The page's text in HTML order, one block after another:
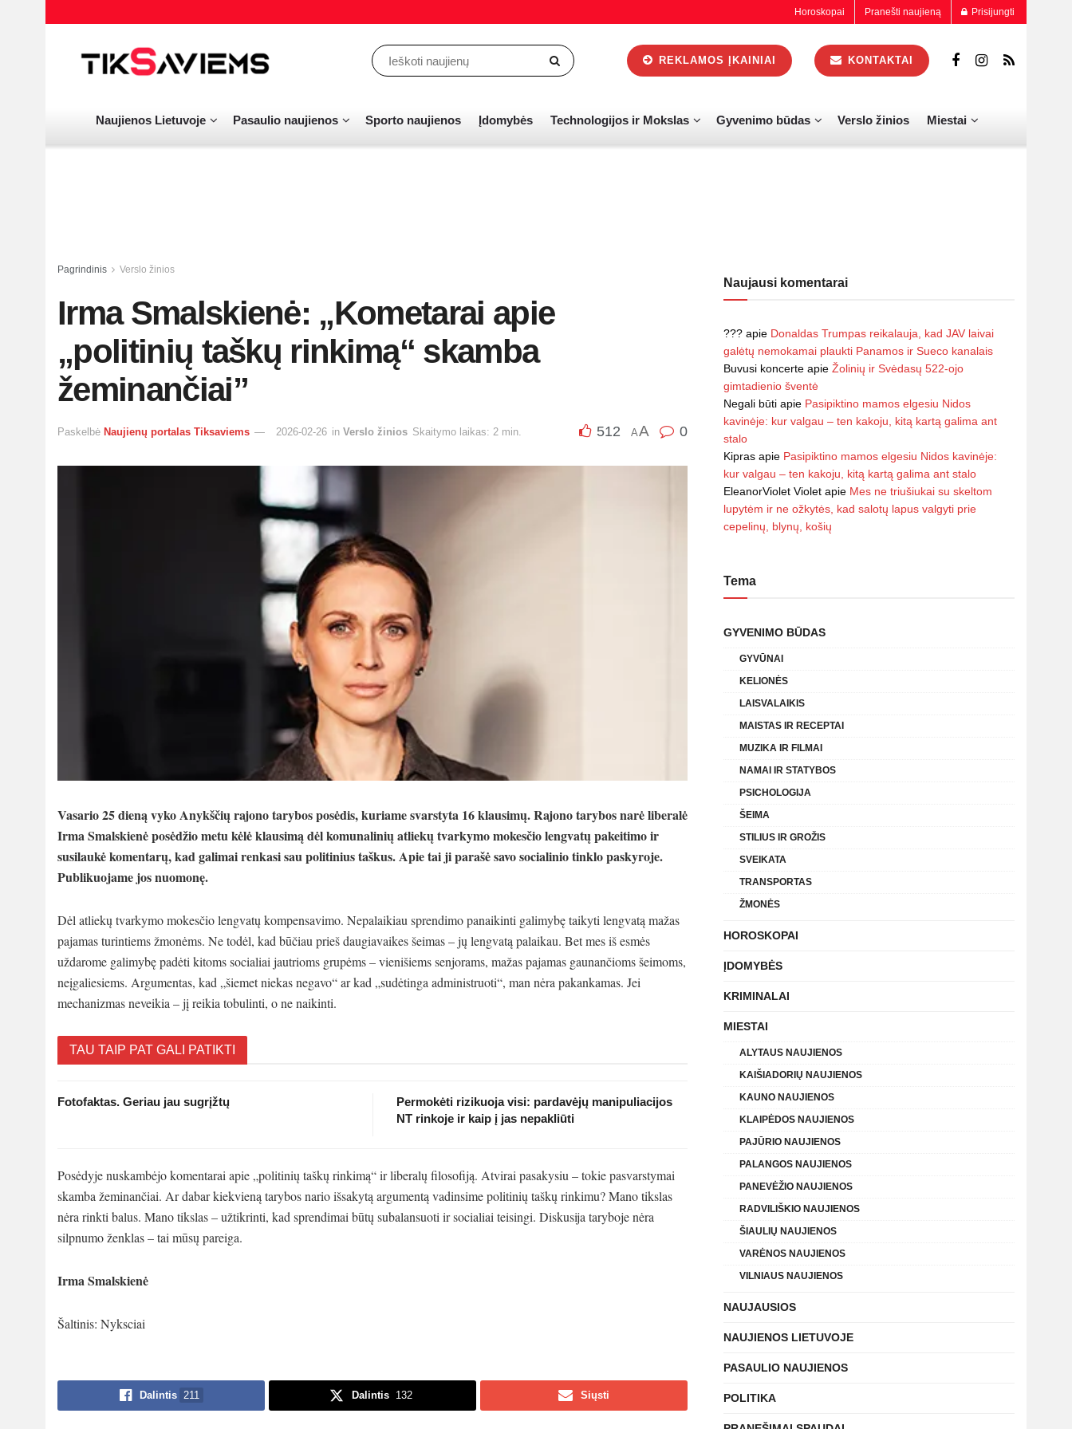
Horoskopai Pranešti naujieną Prisijungti
REKLAMOS ĮKAINIAI KONTAKTAI
Naujienos Lietuvoje Pasaulio naujienos Sporto naujienos Įdomybės Technologijos ir Mokslas Gyvenimo būdas Verslo žinios Miestai
Pagrindinis Verslo žinios
Irma Smalskienė: „Kometarai apie
„politinių taškų rinkimą“ skamba
žeminančiai”
Paskelbė Naujienų portalas Tiksaviems 2026-02-26 in Verslo žinios Skaitymo laikas: 2 min. 512 AA 0
Vasario 25 dieną vyko Anykščių rajono tarybos posėdis, kuriame svarstyta 16 klausimų. Rajono tarybos narė liberalė
Irma Smalskienė posėdžio metu kėlė klausimą dėl komunalinių atliekų tvarkymo mokesčio lengvatų pakeitimo ir
susilaukė komentarų, kad galimai renkasi sau politinius taškus. Apie tai ji parašė savo socialinio tinklo paskyroje.
Publikuojame jos nuomonę.
Dėl atliekų tvarkymo mokesčio lengvatų kompensavimo. Nepalaikiau sprendimo panaikinti galimybę taikyti lengvatą mažas
pajamas turintiems žmonėms. Ne todėl, kad būčiau prieš daugiavaikes šeimas – jų lengvatą palaikau. Bet mes iš esmės
uždarome galimybę padėti kitoms socialiai jautrioms grupėms – vienišiems senjorams, mažas pajamas gaunančioms šeimoms,
neįgaliesiems. Argumentas, kad „šiemet niekas negavo“ ar kad „sudėtinga administruoti“, man nėra pakankamas. Jei
mechanizmas neveikia – jį reikia tobulinti, o ne naikinti.
TAU TAIP PAT GALI PATIKTI
Fotofaktas. Geriau jau sugrįžtų
Permokėti rizikuoja visi: pardavėjų manipuliacijos
NT rinkoje ir kaip į jas nepakliūti
Posėdyje nuskambėjo komentarai apie „politinių taškų rinkimą“ ir liberalų filosofiją. Atvirai pasakysiu – tokie pasvarstymai
skamba žeminančiai. Ar dabar kiekvieną tarybos nario išsakytą argumentą vadinsime politinių taškų rinkimu? Mano tikslas
nėra rinkti balus. Mano tikslas – užtikrinti, kad sprendimai būtų subalansuoti ir socialiai teisingi. Diskusija taryboje nėra
silpnumo ženklas – tai mūsų pareiga.
Irma Smalskienė
Šaltinis: Nyksciai
Dalintis 211 Dalintis 132 Siųsti
Naujausi komentarai
??? apie Donaldas Trumpas reikalauja, kad JAV laivai
galėtų nemokamai plaukti Panamos ir Sueco kanalais
Buvusi koncerte apie Žolinių ir Svėdasų 522-ojo
gimtadienio šventė
Negali būti apie Pasipiktino mamos elgesiu Nidos
kavinėje: kur valgau – ten kakoju, kitą kartą galima ant
stalo
Kipras apie Pasipiktino mamos elgesiu Nidos kavinėje:
kur valgau – ten kakoju, kitą kartą galima ant stalo
EleanorViolet Violet apie Mes ne triušiukai su skeltom
lupytėm ir ne ožkytės, kad salotų lapus valgyti prie
cepelinų, blynų, košių
Tema
GYVENIMO BŪDAS
GYVŪNAI
KELIONĖS
LAISVALAIKIS
MAISTAS IR RECEPTAI
MUZIKA IR FILMAI
NAMAI IR STATYBOS
PSICHOLOGIJA
ŠEIMA
STILIUS IR GROŽIS
SVEIKATA
TRANSPORTAS
ŽMONĖS
HOROSKOPAI
ĮDOMYBĖS
KRIMINALAI
MIESTAI
ALYTAUS NAUJIENOS
KAIŠIADORIŲ NAUJIENOS
KAUNO NAUJIENOS
KLAIPĖDOS NAUJIENOS
PAJŪRIO NAUJIENOS
PALANGOS NAUJIENOS
PANEVĖŽIO NAUJIENOS
RADVILIŠKIO NAUJIENOS
ŠIAULIŲ NAUJIENOS
VARĖNOS NAUJIENOS
VILNIAUS NAUJIENOS
NAUJAUSIOS
NAUJIENOS LIETUVOJE
PASAULIO NAUJIENOS
POLITIKA